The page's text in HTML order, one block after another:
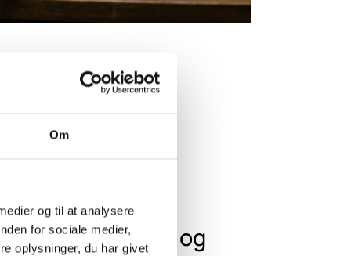
Om
og til at analysere
for sociale medier,
oplysninger, du har givet
for selskaber og